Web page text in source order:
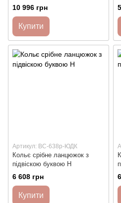
ланцюжками
10 996 грн
Купити
Артикул: ВС-638р-ЮДК
Кольє срібне ланцюжок з
підвіскою буквою Н
6 608 грн
Купити